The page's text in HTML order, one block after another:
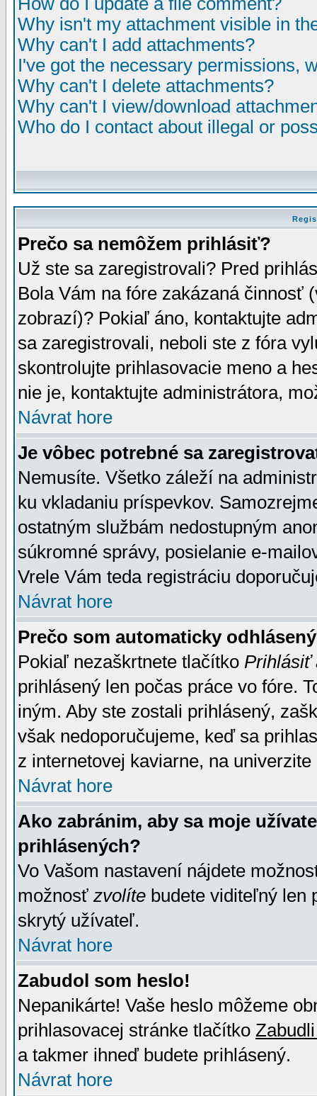
Why isn't my attachment visible in
Why can't I add attachments?
I've got the necessary permissions,
Why can't I delete attachments?
Why can't I view/download
Who do I contact about illegal or
Prečo sa nemôžem prihlásiť?
Už ste sa zaregistrovali? Pred
Bola Vám na fóre zakázaná činnosť
zobrazí)? Pokiaľ áno, kontaktujte
sa zaregistrovali, neboli ste z fóra
skontrolujte prihlasovacie meno a
nie je, kontaktujte administrátora,
Návrat hore
Je vôbec potrebné sa
Nemusíte. Všetko záleží na
ku vkladaniu príspevkov.
ostatným službám nedostupným
súkromné správy, posielanie e-
Vrele Vám teda registráciu
Návrat hore
Prečo som automaticky
Pokiaľ nezaškrtnete tlačítko Prihlásiť
prihlásený len počas práce vo fóre.
iným. Aby ste zostali prihlásený,
však nedoporučujeme, keď sa
z internetovej kaviarne, na univerzite
Návrat hore
Ako zabránim, aby sa moje
prihlásených?
Vo Vašom nastavení nájdete
možnosť zvolíte budete viditeľný len
skrytý užívateľ.
Návrat hore
Zabudol som heslo!
Nepanikárte! Vaše heslo môžeme
prihlasovacej stránke tlačítko
a takmer ihneď budete prihlásený.
Návrat hore